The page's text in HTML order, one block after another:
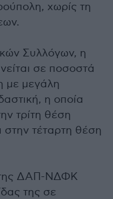
χωρίς τη
Συλλόγων, η
σε ποσοστά
με μεγάλη
η οποία
τρίτη θέση
στην τέταρτη θέση
της ΔΑΠ-ΝΔΦΚ
της σε